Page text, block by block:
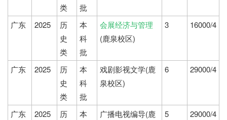
类
批
广东 2025
历
史
类
本
科
批
会展经济与管理
(鹿泉校区)
3 16000/4
广东 2025
历
史
类
本
科
批
戏剧影视文学(鹿
泉校区)
6 29000/4
广东 2025
历
本
广播电视编导(鹿
5 29000/4